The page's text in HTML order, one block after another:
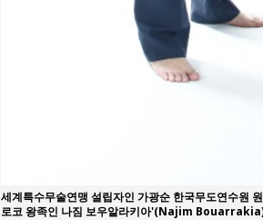
세계특수무술연맹 설립자인 가광순 한국무도연수원
로코 왕족인 나짐 보우알라키아'(Najim